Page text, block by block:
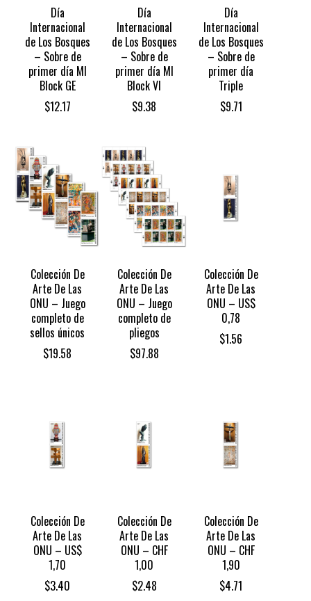
Día
Internacional
de Los Bosques
– Sobre de
primer día MI
Block GE
$12.17
Día
Internacional
de Los Bosques
– Sobre de
primer día MI
Block VI
$9.38
Día
Internacional
de Los Bosques
– Sobre de
primer día
Triple
$9.71
Colección De
Arte De Las
ONU – Juego
completo de
sellos únicos
$19.58
Colección De
Arte De Las
ONU – Juego
completo de
pliegos
$97.88
Colección De
Arte De Las
ONU – US$
0,78
$1.56
Colección De
Arte De Las
ONU – US$
1,70
$3.40
Colección De
Arte De Las
ONU – CHF
1,00
$2.48
Colección De
Arte De Las
ONU – CHF
1,90
$4.71